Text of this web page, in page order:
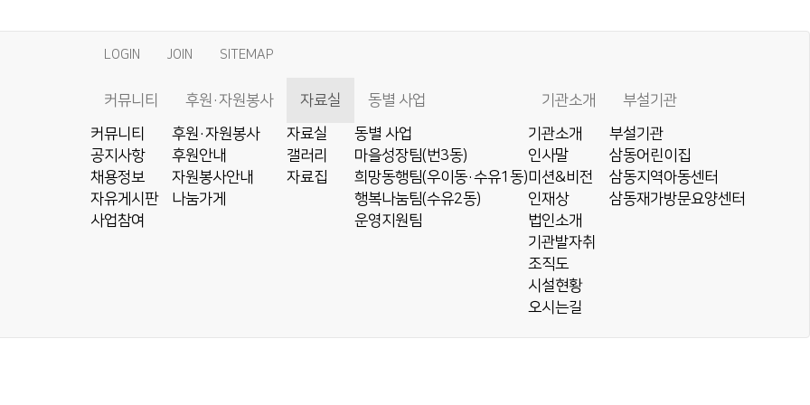
LOGIN JOIN SITEMAP
커뮤니티
커뮤니티
공지사항
채용정보
자유게시판
사업참여
후원·자원봉사
후원·자원봉사
후원안내
자원봉사안내
나눔가게
자료실
자료실
갤러리
자료집
동별 사업
동별 사업
마을성장팀(번3동)
희망동행팀(우이동·수유1동)
행복나눔팀(수유2동)
운영지원팀
기관소개
기관소개
인사말
미션&비전
인재상
법인소개
기관발자취
조직도
시설현황
오시는길
부설기관
부설기관
삼동어린이집
삼동지역아동센터
삼동재가방문요양센터